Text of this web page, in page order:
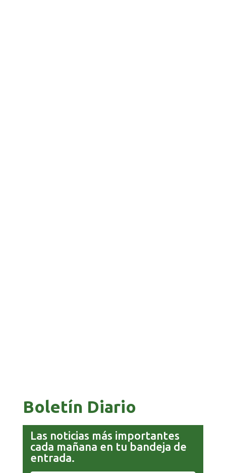
Boletín Diario
Las noticias más importantes
cada mañana en tu bandeja de
entrada.